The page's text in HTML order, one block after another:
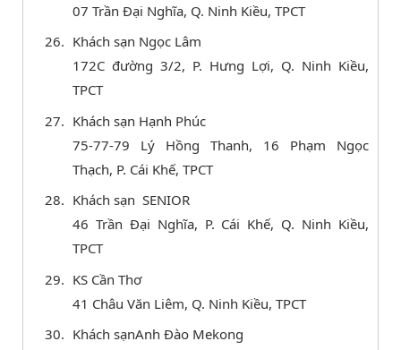
07 Trần Đại Nghĩa, Q. Ninh Kiều, TPCT
Khách sạn Ngọc Lâm
172C đường 3/2, P. Hưng Lợi, Q. Ninh Kiều,
TPCT
Khách sạn Hạnh Phúc
75-77-79 Lý Hồng Thanh, 16 Phạm Ngọc
Thạch, P. Cái Khế, TPCT
Khách sạn SENIOR
46 Trần Đại Nghĩa, P. Cái Khế, Q. Ninh Kiều,
TPCT
KS Cần Thơ
41 Châu Văn Liêm, Q. Ninh Kiều, TPCT
Khách sạnAnh Đào Mekong